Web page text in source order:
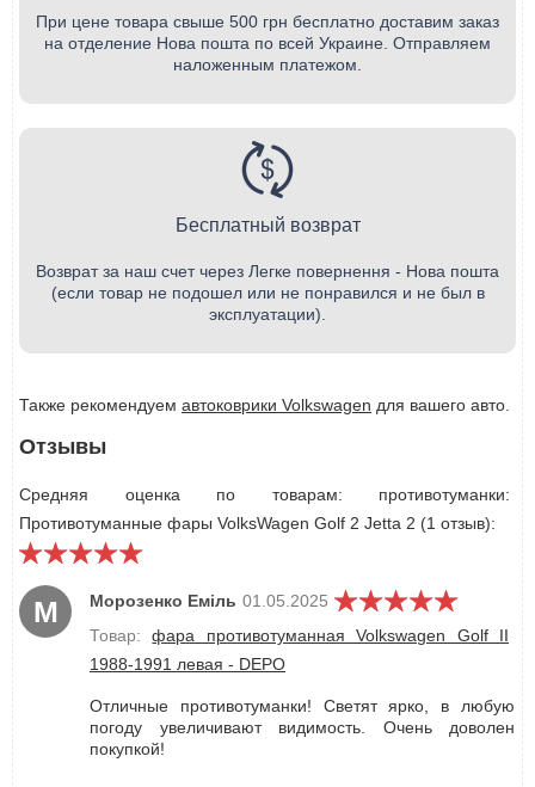
При цене товара свыше 500 грн бесплатно доставим заказ
на отделение Нова пошта по всей Украине. Отправляем
наложенным платежом.
Бесплатный возврат
Возврат за наш счет через Легке повернення - Нова пошта
(если товар не подошел или не понравился и не был в
эксплуатации).
Также рекомендуем автоковрики Volkswagen для вашего авто.
Отзывы
Средняя оценка по товарам: противотуманки:
Противотуманные фары VolksWagen Golf 2 Jetta 2 (1 отзыв):
М Морозенко Еміль 01.05.2025
Товар:фара противотуманная Volkswagen Golf II
1988-1991 левая - DEPO
Отличные противотуманки! Светят ярко, в любую
погоду увеличивают видимость. Очень доволен
покупкой!